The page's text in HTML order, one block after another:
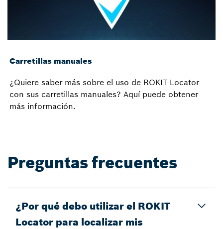
Carretillas manuales
¿Quiere saber más sobre el uso de ROKIT Locator
con sus carretillas manuales? Aquí puede obtener
más información.
Preguntas frecuentes
¿Por qué debo utilizar el ROKIT
Locator para localizar mis